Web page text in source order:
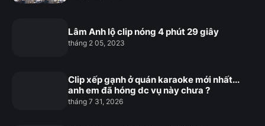
Lâm Anh lộ clip nóng 4 phút 29 giây
tháng 2 05, 2023
Clip xếp gạnh ở quán karaoke mới nhất...
anh em đã hóng dc vụ này chưa ?
tháng 7 31, 2026